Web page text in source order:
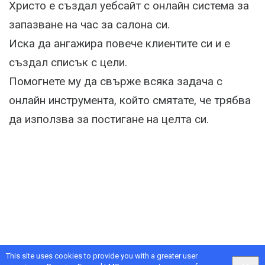
This site uses cookies to provide you with a greater user
Христо е създал уебсайт с онлайн система за
запазване на час за салона си.
Иска да ангажира повече клиентите си и е
създал списък с цели.
Помогнете му да свърже всяка задача с
онлайн инструмента, който смятате, че трябва
да използва за постигане на целта си.